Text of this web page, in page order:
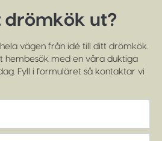
drömkök ut?
vägen från idé till ditt drömkök.
hembesök med en våra duktiga
Fyll i formuläret så kontaktar vi